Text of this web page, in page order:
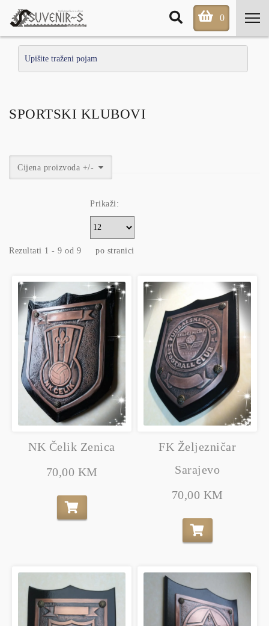
0
SPORTSKI KLUBOVI
Cijena proizvoda +/-
Rezultati 1 - 9 od 9
Prikaži:
po stranici
NK Čelik Zenica
70,00 KM
FK Željezničar
Sarajevo
70,00 KM